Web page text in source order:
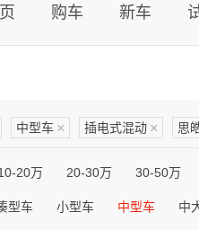
购车 新车
中型车 × 插电式混动 × 思
20万 20-30万 30-50万
型车 小型车 中型车 中